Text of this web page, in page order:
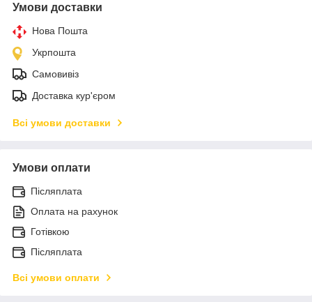
Умови доставки
Нова Пошта
Укрпошта
Самовивіз
Доставка кур'єром
Всі умови доставки
Умови оплати
Післяплата
Оплата на рахунок
Готівкою
Післяплата
Всі умови оплати